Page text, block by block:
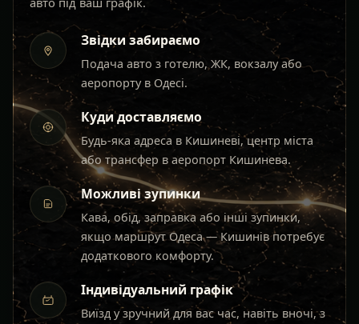
Звідки забираємо
Подача авто з готелю, ЖК, вокзалу або
аеропорту в Одесі.
Куди доставляємо
Будь-яка адреса в Кишиневі, центр міста
або трансфер в аеропорт Кишинева.
Можливі зупинки
Кава, обід, заправка або інші зупинки,
якщо маршрут Одеса — Кишинів потребує
додаткового комфорту.
Індивідуальний графік
Виїзд у зручний для вас час, навіть вночі, з